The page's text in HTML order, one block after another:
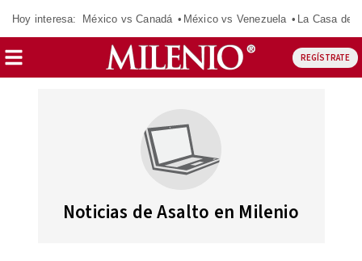
Hoy interesa: México vs Canadá México vs Venezuela La Casa de
REGÍSTRATE
Noticias de Asalto en Milenio